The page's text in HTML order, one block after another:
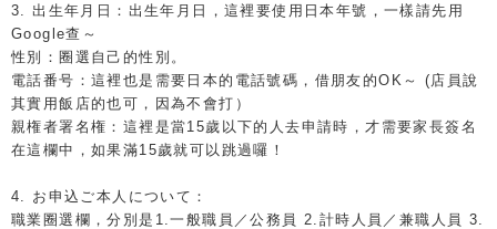
3. 出生年月日：出生年月日，這裡要使用日本年號，一樣請先用
Google查～
性別：圈選自己的性別。
電話番号：這裡也是需要日本的電話號碼，借朋友的OK～ (店員說
其實用飯店的也可，因為不會打）
親権者署名権：這裡是當15歲以下的人去申請時，才需要家長簽名
在這欄中，如果滿15歲就可以跳過囉！
4. お申込ご本人について：
職業圈選欄，分別是1.一般職員／公務員 2.計時人員／兼職人員 3.